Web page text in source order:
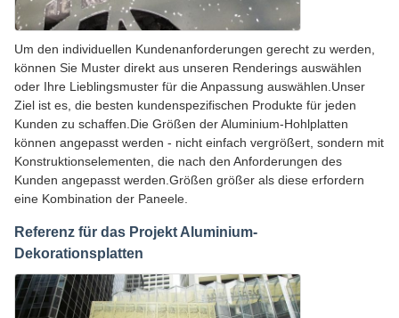
Um den individuellen Kundenanforderungen gerecht zu werden,
können Sie Muster direkt aus unseren Renderings auswählen
oder Ihre Lieblingsmuster für die Anpassung auswählen.Unser
Ziel ist es, die besten kundenspezifischen Produkte für jeden
Kunden zu schaffen.Die Größen der Aluminium-Hohlplatten
können angepasst werden - nicht einfach vergrößert, sondern mit
Konstruktionselementen, die nach den Anforderungen des
Kunden angepasst werden.Größen größer als diese erfordern
eine Kombination der Paneele.
Referenz für das Projekt Aluminium-
Dekorationsplatten